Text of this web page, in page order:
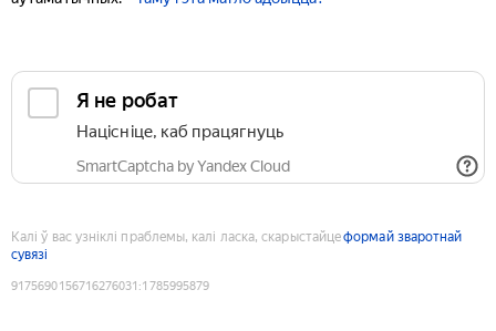
Я не робат
Націсніце, каб працягнуць
SmartCaptcha by Yandex Cloud
Калі ў вас узніклі праблемы, калі ласка, скарыстайцеформай зваротнай
сувязі
9175690156716276031 :1785995879